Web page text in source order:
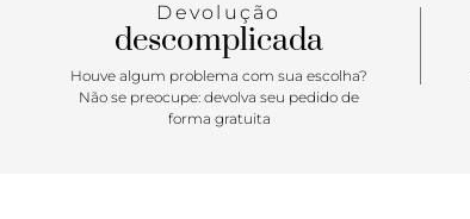
Devolução
descomplicada
Houve algum problema com sua escolha?
Não se preocupe: devolva seu pedido de
forma gratuita